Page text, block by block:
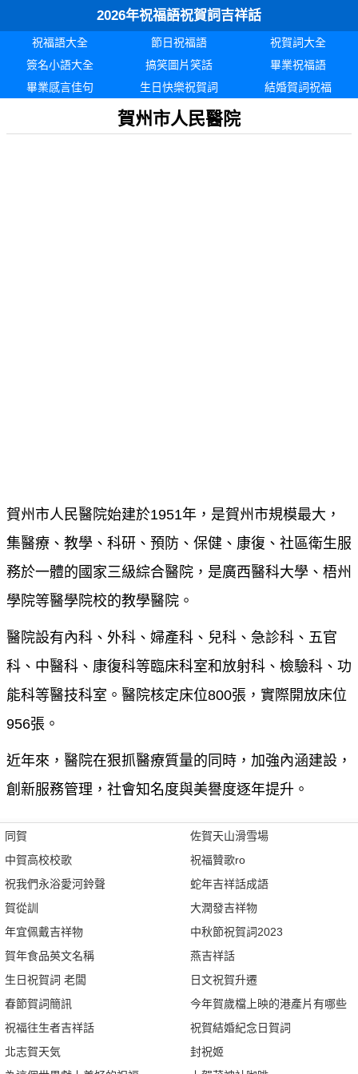
2026年祝福語祝賀詞吉祥話
祝福語大全 節日祝福語
祝賀詞大全
簽名小語大全
搞笑圖片笑話
畢業祝福語
畢業感言佳句
生日快樂祝賀詞 結婚賀詞祝福
賀州市人民醫院
賀州市人民醫院始建於1951年，是賀州市規模最大，
集醫療、教學、科研、預防、保健、康復、社區衛生服
務於一體的國家三級綜合醫院，是廣西醫科大學、梧州
學院等醫學院校的教學醫院。
醫院設有內科、外科、婦產科、兒科、急診科、五官
科、中醫科、康復科等臨床科室和放射科、檢驗科、功
能科等醫技科室。醫院核定床位800張，實際開放床位
956張。
近年來，醫院在狠抓醫療質量的同時，加強內涵建設，
創新服務管理，社會知名度與美譽度逐年提升。
同賀
中賀高校校歌
祝我們永浴愛河鈴聲
賀從訓
年宜佩戴吉祥物
賀年食品英文名稱
生日祝賀詞 老闆
春節賀詞簡訊
祝福往生者吉祥話
北志賀天気
佐賀天山滑雪場
祝福贊歌ro
蛇年吉祥話成語
大潤發吉祥物
中秋節祝賀詞2023
燕吉祥話
日文祝賀升遷
今年賀歲檔上映的港產片有哪些
祝賀結婚紀念日賀詞
封祝姬